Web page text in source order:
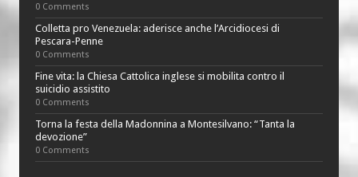
0 Comments
Colletta pro Venezuela: aderisce anche l’Arcidiocesi di
Pescara-Penne
0 Comments
Fine vita: la Chiesa Cattolica inglese si mobilita contro il
suicidio assistito
0 Comments
Torna la festa della Madonnina a Montesilvano: “Tanta la
devozione”
0 Comments